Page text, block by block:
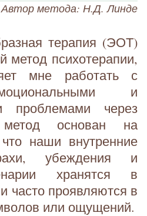
Автор метода: Н.Д. Линде
терапия (ЭОТ)
метод психотерапии,
мне работать с
и
проблемами через
основан на
наши внутренние
убеждения и
хранятся в
часто проявляются в
или ощущений.